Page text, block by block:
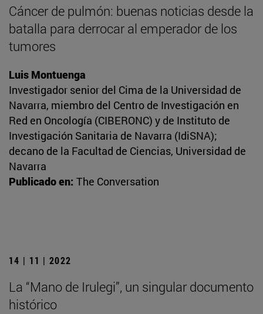
Cáncer de pulmón: buenas noticias desde la
batalla para derrocar al emperador de los
tumores
Luis Montuenga
Investigador senior del Cima de la Universidad de
Navarra, miembro del Centro de Investigación en
Red en Oncología (CIBERONC) y de Instituto de
Investigación Sanitaria de Navarra (IdiSNA);
decano de la Facultad de Ciencias, Universidad de
Navarra
Publicado en: The Conversation
14 | 11 | 2022
La “Mano de Irulegi”, un singular documento
histórico